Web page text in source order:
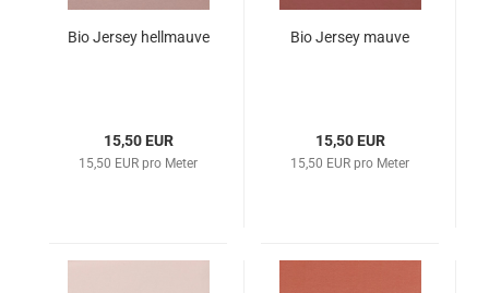
Bio Jersey hellmauve
15,50 EUR
15,50 EUR pro Meter
Bio Jersey mauve
15,50 EUR
15,50 EUR pro Meter